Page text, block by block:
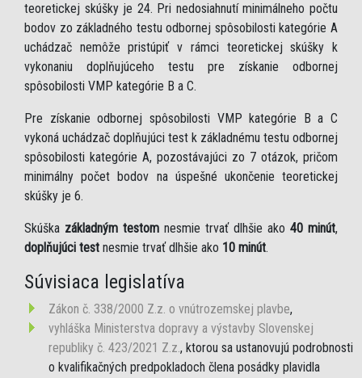
teoretickej skúšky je 24. Pri nedosiahnutí minimálneho počtu
bodov zo základného testu odbornej spôsobilosti kategórie A
uchádzač nemôže pristúpiť v rámci teoretickej skúšky k
vykonaniu doplňujúceho testu pre získanie odbornej
spôsobilosti VMP kategórie B a C.
Pre získanie odbornej spôsobilosti VMP kategórie B a C
vykoná uchádzač doplňujúci test k základnému testu odbornej
spôsobilosti kategórie A, pozostávajúci zo 7 otázok, pričom
minimálny počet bodov na úspešné ukončenie teoretickej
skúšky je 6.
Skúška základným testom nesmie trvať dlhšie ako 40 minút,
doplňujúci test nesmie trvať dlhšie ako 10 minút.
Súvisiaca legislatíva
Zákon č. 338/2000 Z.z. o vnútrozemskej plavbe,
vyhláška Ministerstva dopravy a výstavby Slovenskej
republiky č. 423/2021 Z.z., ktorou sa ustanovujú podrobnosti
o kvalifikačných predpokladoch člena posádky plavidla